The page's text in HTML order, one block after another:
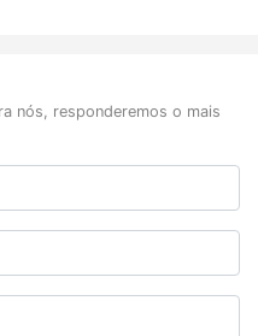
nós, responderemos o mais